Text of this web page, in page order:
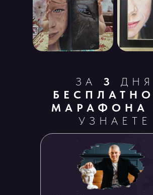
ЗА 3
ДНЯ
МАРАФОНА
УЗНАЕТЕ